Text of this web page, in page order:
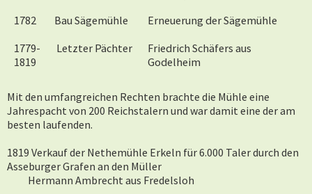
1782
Bau Sägemühle
Erneuerung der Sägemühle
1779-
1819
Letzter Pächter
Friedrich Schäfers aus
Godelheim
Mit den umfangreichen Rechten brachte die Mühle eine
Jahrespacht von 200 Reichstalern und war damit eine der am
besten laufenden.
1819 Verkauf der Nethemühle Erkeln für 6.000 Taler durch den
Asseburger Grafen an den Müller
Hermann Ambrecht aus Fredelsloh